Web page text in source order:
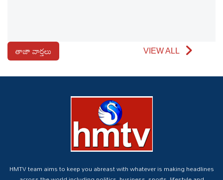
తాజా వార్తలు VIEW ALL
HMTV team aims to keep you abreast with whatever is making headlines